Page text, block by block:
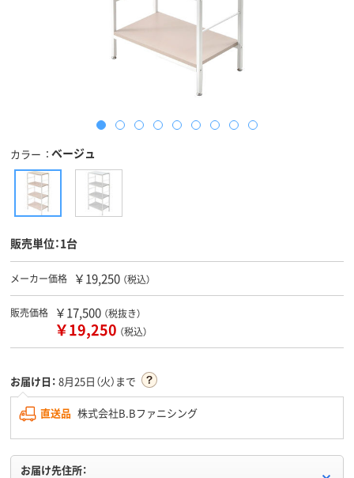
カラー ベージュ
販売単位：1台
メーカー価格 ￥19,250 （税込）
販売価格 ￥17,500 （税抜き）
￥19,250 （税込）
お届け日： 8月25日（火）まで
直送品 株式会社B.Bファニシング
お届け先住所：